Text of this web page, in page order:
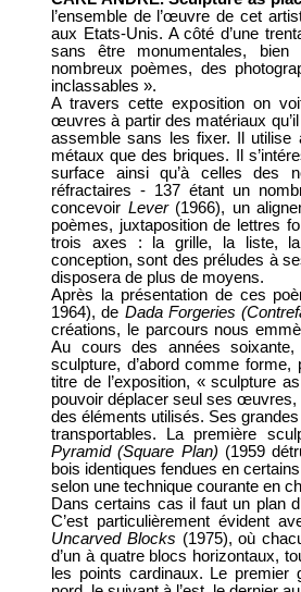
l’ensemble de l’œuvre de cet
aux Etats-Unis. A côté d’une
sans être monumentales, bien
nombreux poèmes, des
inclassables ».
A travers cette exposition on
œuvres à partir des matériaux
assemble sans les fixer. Il
métaux que des briques. Il
surface ainsi qu’à celles des
réfractaires - 137 étant un
concevoir Lever(1966), un
poèmes, juxtaposition de lettres
trois axes : la grille, la liste, la
conception, sont des préludes à
disposera de plus de moyens.
Après la présentation de ces
1964), de Dada Forgeries
créations, le parcours nous
Au cours des années
sculpture, d’abord comme
titre de l’exposition, « sculpture
pouvoir déplacer seul ses œuvres,
des éléments utilisés. Ses
transportables. La première
Pyramid (Square Plan) (1959
bois identiques fendues en
selon une technique courante en
Dans certains cas il faut un plan
C’est particulièrement évident
Uncarved Blocks (1975), où
d’un à quatre blocs horizontaux,
les points cardinaux. Le premier